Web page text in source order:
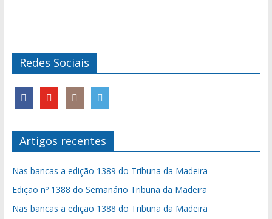
Redes Sociais
Artigos recentes
Nas bancas a edição 1389 do Tribuna da Madeira
Edição nº 1388 do Semanário Tribuna da Madeira
Nas bancas a edição 1388 do Tribuna da Madeira